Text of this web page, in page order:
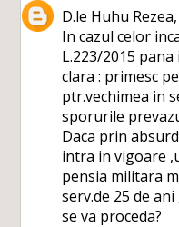
D.le Huhu Rezea,
In cazul celor
L.223/2015
clara : primesc
ptr.vechimea in
sporurile
Daca prin
intra in vigoare
pensia militara
serv.de 25 de
se va proceda?